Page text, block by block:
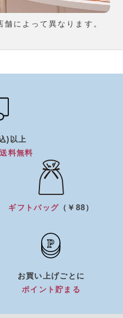
によって異なります。
)以上
料無料
ギフトバッグ （￥88）
お買い上げごとに
ポイント貯まる